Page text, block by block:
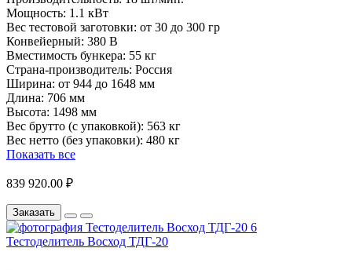
Мощность: 1.1 кВт
Вес тестовой заготовки: от 30 до 300 гр
Конвейерный: 380 В
Вместимость бункера: 55 кг
Страна-производитель: Россия
Ширина: от 944 до 1648 мм
Длина: 706 мм
Высота: 1498 мм
Вес брутто (с упаковкой): 563 кг
Вес нетто (без упаковки): 480 кг
Показать все
839 920.00 ₽
Заказать
Тестоделитель Восход ТДГ-20